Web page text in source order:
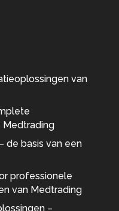
van
Medtrading
de basis van een
professionele
van Medtrading
–